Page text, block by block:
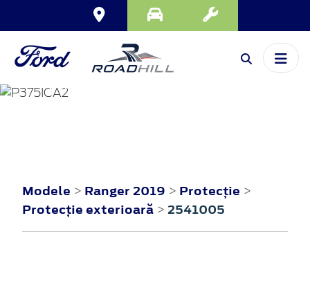
RANGER
Modele > Ranger 2019 > Protecţie >
Protecţie exterioară > 2541005